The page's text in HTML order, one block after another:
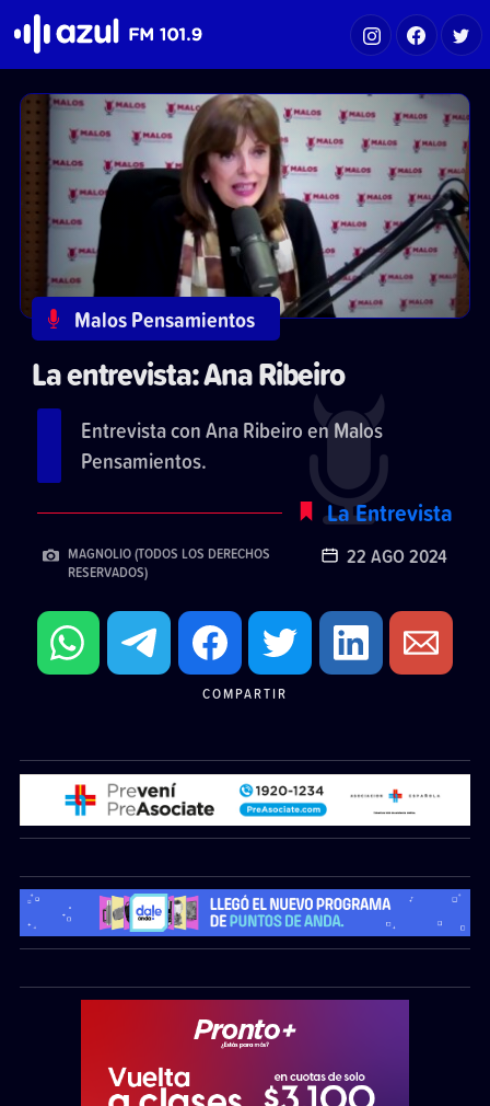
Malos Pensamientos
La entrevista: Ana Ribeiro
Entrevista con Ana Ribeiro en Malos
Pensamientos.
La Entrevista
MAGNOLIO (TODOS LOS DERECHOS
RESERVADOS)
22 AGO 2024
COMPARTIR